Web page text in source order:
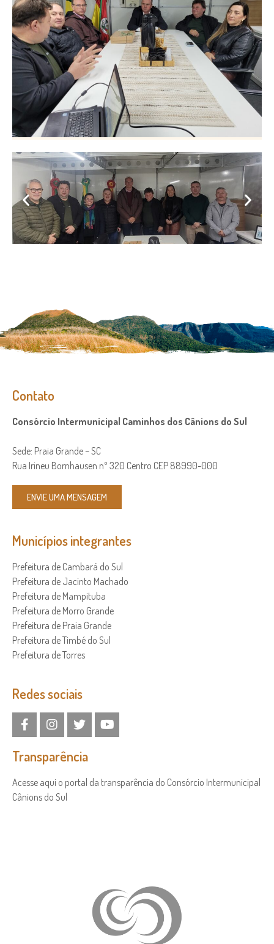
Contato
Consórcio Intermunicipal Caminhos dos Cânions do Sul
Sede: Praia Grande – SC
Rua Irineu Bornhausen nº 320 Centro CEP 88990-000
ENVIE UMA MENSAGEM
Municípios integrantes
Prefeitura de Cambará do Sul
Prefeitura de Jacinto Machado
Prefeitura de Mampituba
Prefeitura de Morro Grande
Prefeitura de Praia Grande
Prefeitura de Timbé do Sul
Prefeitura de Torres
Redes sociais
Transparência
Acesse aqui o portal da transparência do Consórcio Intermunicipal
Cânions do Sul